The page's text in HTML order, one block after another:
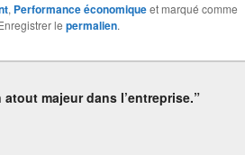
, Performance économiqueet marqué comme
le permalien.
majeur dans l’entreprise.”